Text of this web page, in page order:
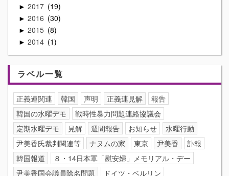
► 2017 19
► 2016 30
► 2015 8
► 2014 1
ラベル一覧
正義連関連 韓国 声明 正義連見解
報告
韓国の水曜デモ
戦時性暴力問題連絡協議会
定期水曜デモ
見解 週間報告 お知らせ
水曜行動
尹美香氏裁判関連等
ナヌムの家 東京 尹美香
訃報
韓国報道
８・14日本軍「慰安婦」メモリアル・デー
尹美香国会議員除名問題
ドイツ・ベルリン